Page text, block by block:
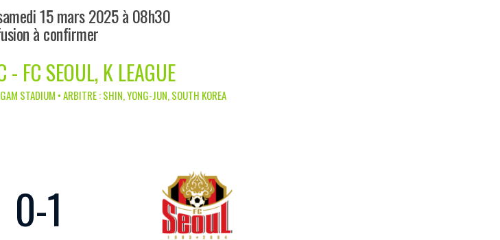
15 mars 2025 à 08h30
à confirmer
- FC SEOUL, K LEAGUE
STADIUM • ARBITRE : SHIN, YONG-JUN, SOUTH KOREA
0-1